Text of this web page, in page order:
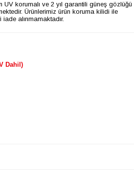
korumalı ve 2 yıl garantili güneş gözlüğü
Ürünlerimiz ürün koruma kilidi ile
alınmamaktadır.
Dahil)